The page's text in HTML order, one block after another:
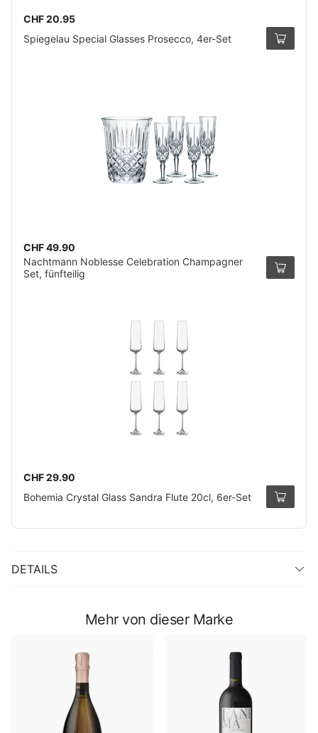
CHF 20.95
Spiegelau Special Glasses Prosecco, 4er-Set
CHF 49.90
Nachtmann Noblesse Celebration Champagner
Set, fünfteilig
CHF 29.90
Bohemia Crystal Glass Sandra Flute 20cl, 6er-Set
DETAILS
Mehr von dieser Marke